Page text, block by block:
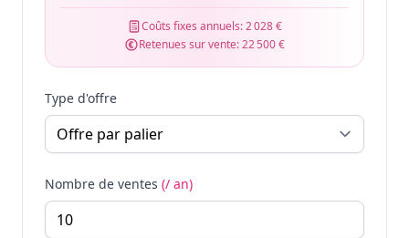
Coûts fixes annuels:2 028 €
Retenues sur vente:22 500 €
Type d'offre
Nombre de ventes (/ an)